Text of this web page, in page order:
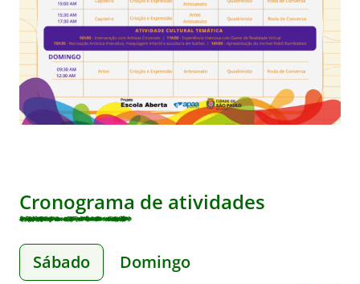
Cronograma de atividades
Sábado Domingo